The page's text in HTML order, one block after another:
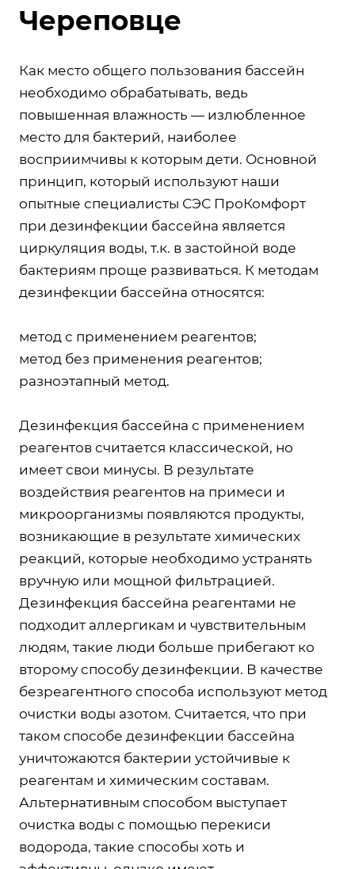
Череповце
Как место общего пользования бассейн
необходимо обрабатывать, ведь
повышенная влажность — излюбленное
место для бактерий, наиболее
восприимчивы к которым дети. Основной
принцип, который используют наши
опытные специалисты СЭС ПроКомфорт
при дезинфекции бассейна является
циркуляция воды, т.к. в застойной воде
бактериям проще развиваться. К методам
дезинфекции бассейна относятся:
метод с применением реагентов;
метод без применения реагентов;
разноэтапный метод.
Дезинфекция бассейна с применением
реагентов считается классической, но
имеет свои минусы. В результате
воздействия реагентов на примеси и
микроорганизмы появляются продукты,
возникающие в результате химических
реакций, которые необходимо устранять
вручную или мощной фильтрацией.
Дезинфекция бассейна реагентами не
подходит аллергикам и чувствительным
людям, такие люди больше прибегают ко
второму способу дезинфекции. В качестве
безреагентного способа используют метод
очистки воды азотом. Считается, что при
таком способе дезинфекции бассейна
уничтожаются бактерии устойчивые к
реагентам и химическим составам.
Альтернативным способом выступает
очистка воды с помощью перекиси
водорода, такие способы хоть и